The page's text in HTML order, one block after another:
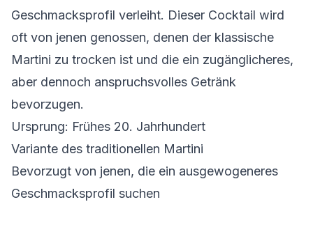
Geschmacksprofil verleiht. Dieser Cocktail wird
oft von jenen genossen, denen der klassische
Martini zu trocken ist und die ein zugänglicheres,
aber dennoch anspruchsvolles Getränk
bevorzugen.
Ursprung: Frühes 20. Jahrhundert
Variante des traditionellen Martini
Bevorzugt von jenen, die ein ausgewogeneres
Geschmacksprofil suchen